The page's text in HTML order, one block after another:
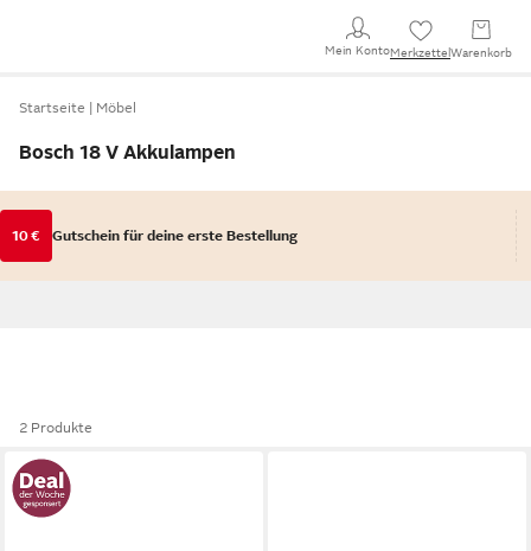
Mein KontoMerkzettel Warenkorb
Startseite Möbel
Bosch 18 V Akkulampen
10 € Gutschein für deine erste Bestellung
2 Produkte